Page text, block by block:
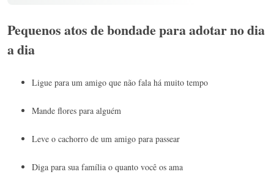
Pequenos atos de bondade para adotar no dia
a dia
Ligue para um amigo que não fala há muito tempo
Mande flores para alguém
Leve o cachorro de um amigo para passear
Diga para sua família o quanto você os ama